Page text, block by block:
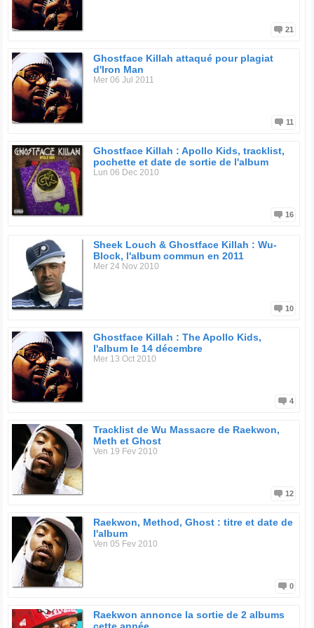
baptisé "Fishscale" où apparaissent justement quelques
productions de Metal Face Doom. Outre les efforts qu’il
fait pour la collaboration avec son ami masqué, il prévoit
devrait être connu sous le nom "718 : Stapelton to
Somalia". Ghostface Killah est un des emcee les plus
talentueux que le monde du Hip Hop puisse connaître. Il
illustre ce noble art et honore cette culture.
Biographie de FREAZ
Discographie :
1996 : Iron Man
2000 : Supreme Clientele
2001 : Bulletproof Wallets
2003 : Shaolin’s Finest
2004 : The Pretty Toney
2004 : 718: Theodore Unit Album
2006 : Fishscale
2006 : More Fish
2007 : The Big Doe Rehab
21
Ghostface Killah attaqué pour plagiat
d'Iron Man
Mer 06 Jul 2011
11
Ghostface Killah : Apollo Kids, tracklist,
pochette et date de sortie de l'album
Lun 06 Dec 2010
16
Sheek Louch & Ghostface Killah : Wu-
Block, l'album commun en 2011
Mer 24 Nov 2010
10
Ghostface Killah : The Apollo Kids,
l'album le 14 décembre
Mer 13 Oct 2010
4
Tracklist de Wu Massacre de Raekwon,
Meth et Ghost
Ven 19 Fev 2010
12
Raekwon, Method, Ghost : titre et date de
l'album
Ven 05 Fev 2010
0
Raekwon annonce la sortie de 2 albums